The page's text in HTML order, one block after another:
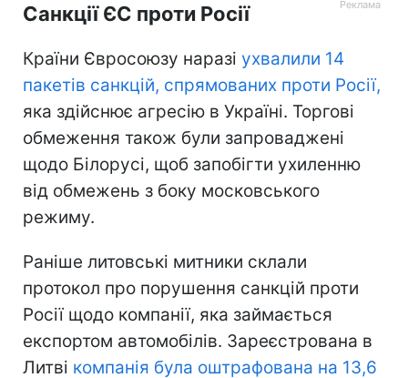
Санкції ЄС проти Росії
Країни Євросоюзу наразі ухвалили 14
пакетів санкцій, спрямованих проти Росії,
яка здійснює агресію в Україні. Торгові
обмеження також були запроваджені
щодо Білорусі, щоб запобігти ухиленню
від обмежень з боку московського
режиму.
Раніше литовські митники склали
протокол про порушення санкцій проти
Росії щодо компанії, яка займається
експортом автомобілів. Зареєстрована в
Литві компанія була оштрафована на 13,6